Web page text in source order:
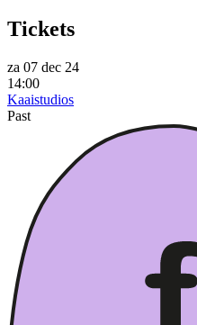
Tickets
za 07 dec 24
14:00
Kaaistudios
Past